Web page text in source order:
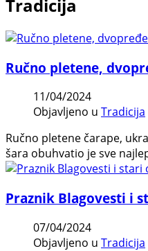
Tradicija
Ručno pletene,
11/04/2024
Objavljeno u Tradicija
Ručno pletene čarape,
šara obuhvatio je sve
Praznik Blagovesti i
07/04/2024
Objavljeno u Tradicija